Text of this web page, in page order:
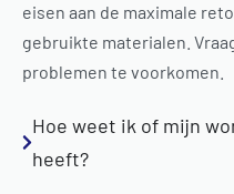
eisen aan de maximale
gebruikte materialen.
problemen te voorkomen.
Hoe weet ik of mijn
heeft?